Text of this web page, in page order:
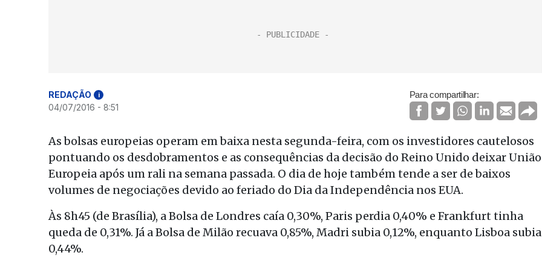
REDAÇÃO i
04/07/2016 - 8:51
Para compartilhar:
As bolsas europeias operam em baixa nesta segunda-feira, com os investidores cautelosos
pontuando os desdobramentos e as consequências da decisão do Reino Unido deixar União
Europeia após um rali na semana passada. O dia de hoje também tende a ser de baixos
volumes de negociações devido ao feriado do Dia da Independência nos EUA.
Às 8h45 (de Brasília), a Bolsa de Londres caía 0,30%, Paris perdia 0,40% e Frankfurt tinha
queda de 0,31%. Já a Bolsa de Milão recuava 0,85%, Madri subia 0,12%, enquanto Lisboa subia
0,44%.